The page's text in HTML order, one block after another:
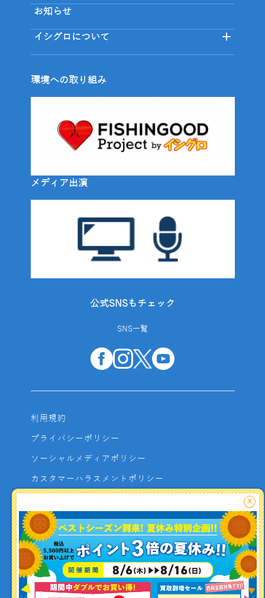
釣り情報を
お知らせ
イシグロについて
環境への取り組み
メディア出演
公式SNSもチェック
SNS一覧
利用規約
プライバシーポリシー
ソーシャルメディアポリシー
カスタマーハラスメントポリシー
よくあるご質問
お問い合わせ
利用者資金の保全方法
×